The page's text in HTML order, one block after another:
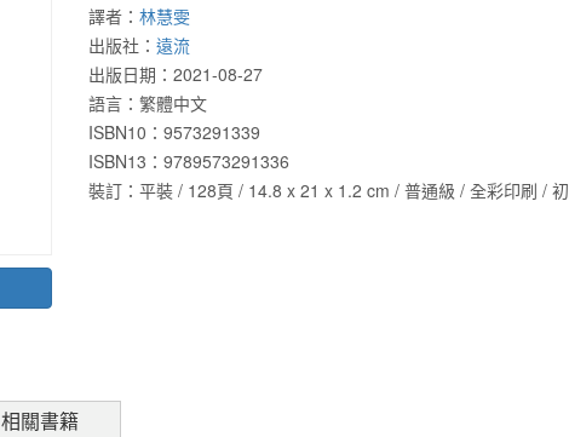
譯者： 林慧雯
出版社： 遠流
出版日期： 2021-08-27
語言： 繁體中文
ISBN10：9573291339
ISBN13： 9789573291336
裝訂：平裝 / 128頁 / 14.8 x 21 x 1.2 cm / 普通級 / 全彩印刷 /
相關書籍